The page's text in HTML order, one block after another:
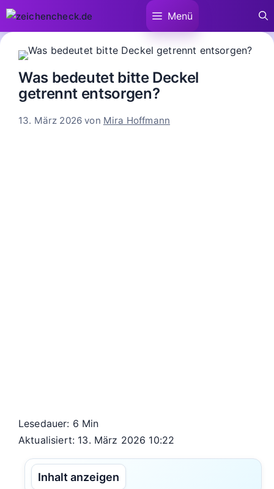
Zum
springen
Menü
Was bedeutet bitte Deckel
getrennt entsorgen?
13. März 2026 von Mira Hoffmann
Lesedauer: 6 Min
Aktualisiert: 13. März 2026 10:22
Inhalt anzeigen